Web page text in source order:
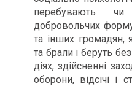
перебувають
добровольчих
та інших громадян,
та брали і беруть
діях, здійсненні
оборони, відсічі і